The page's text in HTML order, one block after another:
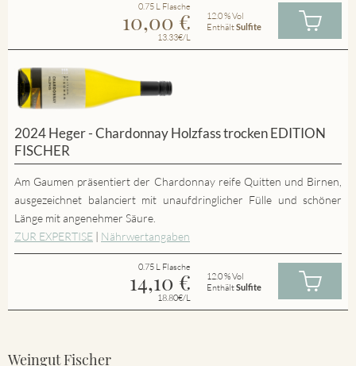
0.75 L Flasche
10,00 €
13.33€/L
12.0 % Vol
EnthältSulfite
2024 Heger - Chardonnay Holzfass trocken EDITION
FISCHER
Am Gaumen präsentiert der Chardonnay reife Quitten und Birnen,
ausgezeichnet balanciert mit unaufdringlicher Fülle und schöner
Länge mit angenehmer Säure.
ZUR EXPERTISE | Nährwertangaben
0.75 L Flasche
14,10 €
18.80€/L
12.0 % Vol
EnthältSulfite
Weingut Fischer